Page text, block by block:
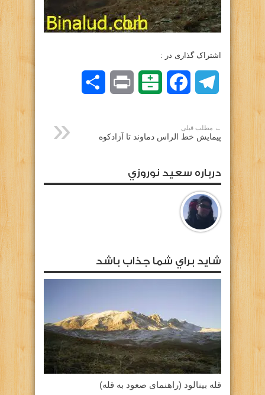
اشتراک گذاری در :
Telegram
Facebook
Balatarin
Print
← مطلب قبلی
پیمایش خط‌‌ ‌الراس دماوند تا آزادکوه
درباره سعيد نوروزي
شايد براي شما جذاب باشد
قله بینالود (راهنمای صعود به قله)